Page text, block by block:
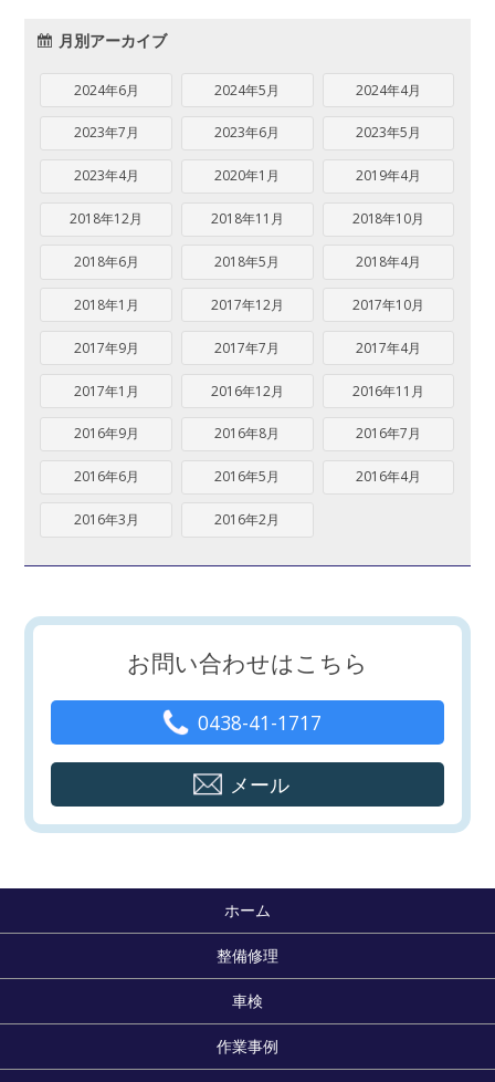
月別アーカイブ
2024年6月 2024年5月 2024年4月
2023年7月 2023年6月 2023年5月
2023年4月 2020年1月 2019年4月
2018年12月 2018年11月 2018年10月
2018年6月 2018年5月 2018年4月
2018年1月 2017年12月 2017年10月
2017年9月 2017年7月 2017年4月
2017年1月 2016年12月 2016年11月
2016年9月 2016年8月 2016年7月
2016年6月 2016年5月 2016年4月
2016年3月 2016年2月
お問い合わせはこちら
0438-41-1717
メール
ホーム
整備修理
車検
作業事例